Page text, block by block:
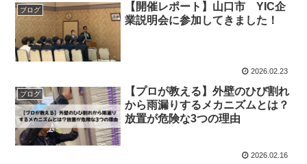
ブログ
【開催レポート】山口市 YIC企
業説明会に参加してきました！
2026.02.23
ブログ
【プロが教える】外壁のひび割れ
から雨漏りするメカニズムとは？
放置が危険な3つの理由
2026.02.16